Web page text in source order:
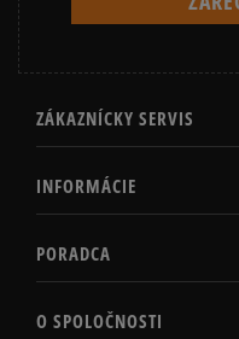
ZÁKAZNÍCKY SERVIS
INFORMÁCIE
PORADCA
O SPOLOČNOSTI